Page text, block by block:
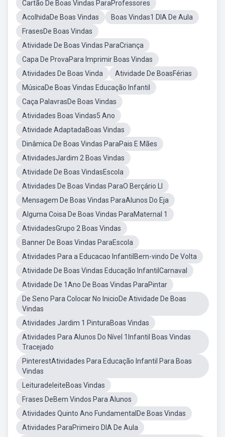
Cartão De Boas Vindas ParaProfessores
AcolhidaDe Boas Vindas
Boas Vindas1 DIA De Aula
FrasesDe Boas Vindas
Atividade De Boas Vindas ParaCriança
Capa De ProvaPara Imprimir Boas Vindas
Atividades De Boas Vinda
Atividade De BoasFérias
MúsicaDe Boas Vindas Educação Infantil
Caça PalavrasDe Boas Vindas
Atividades Boas Vindas5 Ano
Atividade AdaptadaBoas Vindas
Dinâmica De Boas Vindas ParaPais E Mães
AtividadesJardim 2 Boas Vindas
Atividade De Boas VindasEscola
Atividades De Boas Vindas ParaO Berçário Ll
Mensagem De Boas Vindas ParaAlunos Do Eja
Alguma Coisa De Boas Vindas ParaMaternal 1
AtividadesGrupo 2 Boas Vindas
Banner De Boas Vindas ParaEscola
Atividades Para a Educacao InfantilBem-vindo De Volta
Atividade De Boas Vindas Educação InfantilCarnaval
Atividade De 1Ano De Boas Vindas ParaPintar
De Seno Para Colocar No InicioDe Atividade De Boas
Vindas
Atividades Jardim 1 PinturaBoas Vindas
Atividades Para Alunos Do Nível 1Infantil Boas Vindas
Tracejado
PinterestAtividades Para Educação Infantil Para Boas
Vindas
LeituradeleiteBoas Vindas
Frases DeBem Vindos Para Alunos
Atividades Quinto Ano FundamentalDe Boas Vindas
Atividades ParaPrimeiro DIA De Aula